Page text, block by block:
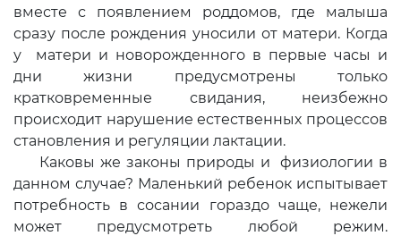
вместе с появлением роддомов, где малыша
сразу после рождения уносили от матери. Когда
у матери и новорожденного в первые часы и
дни жизни предусмотрены только
кратковременные свидания, неизбежно
происходит нарушение естественных процессов
становления и регуляции лактации.
Каковы же законы природы и физиологии в
данном случае? Маленький ребенок испытывает
потребность в сосании гораздо чаще, нежели
может предусмотреть любой режим.